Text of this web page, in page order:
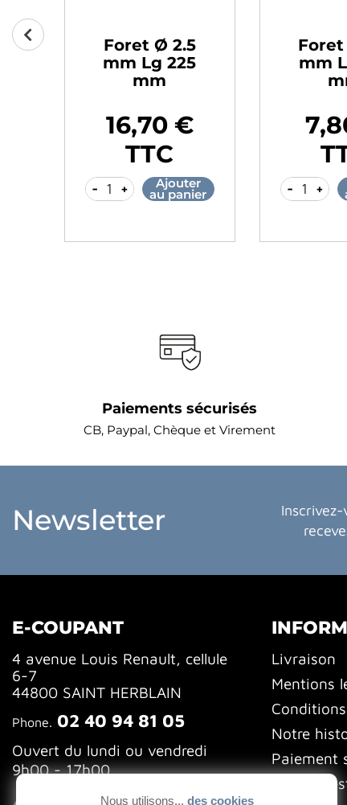
Foret Ø 2.5
mm Lg 225
mm
16,70 €
TTC
- + Ajouter
au panier
mm
- +
Paiements sécurisés
CB, Paypal, Chèque et Virement
Newsletter
E-COUPANT
4 avenue Louis Renault, cellule
6-7
44800 SAINT HERBLAIN
Phone. 02 40 94 81 05
Ouvert du lundi ou vendredi
9h00 - 17h00
Livraison
Mentions
Notre
Paiement
FAQ
Nous utilisons... des cookies